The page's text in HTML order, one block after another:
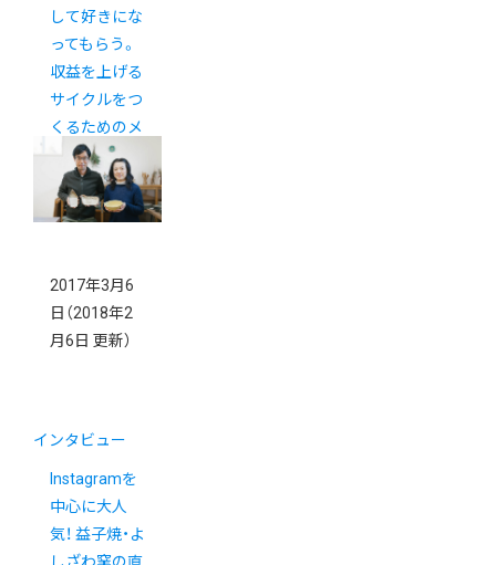
して好きにな
ってもらう。
収益を上げる
サイクルをつ
くるためのメ
ディアEC「北
欧、暮らしの
道具店」
2017年3月6
日 （2018年2
月6日 更新）
インタビュー
Instagramを
中心に大人
気！ 益子焼・よ